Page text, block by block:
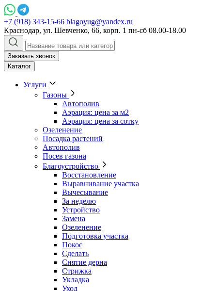
+7 (918) 343-15-66 blagoyug@yandex.ru
Краснодар, ул. Шевченко, 66, корп. 1 пн-сб 08.00-18.00
Заказать звонок
Каталог
Услуги
Газоны
Автополив
Аэрация: цена за м2
Аэрация: цена за сотку
Озеленение
Посадка растений
Автополив
Посев газона
Благоустройство
Восстановление
Выравнивание участка
Вычесывание
За неделю
Устройство
Замена
Озеленение
Подготовка участка
Покос
Сделать
Снятие дерна
Стрижка
Укладка
Уход